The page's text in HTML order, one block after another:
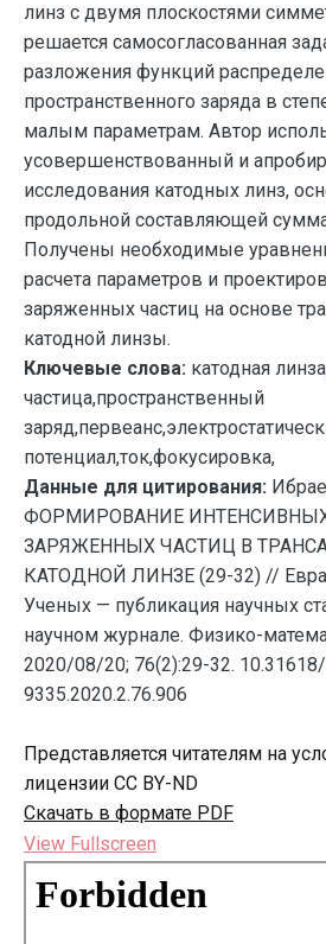
линз с двумя плоскостями
решается самосогласованная
разложения функций
пространственного заряда в
малым параметрам. Автор
усовершенствованный и
исследования катодных линз,
продольной составляющей
Получены необходимые
расчета параметров и
заряженных частиц на основе
катодной линзы.
Ключевые слова: катодная
частица,пространственный
потенциал,ток,фокусировка,
Данные для цитирования:
ФОРМИРОВАНИЕ
ЗАРЯЖЕННЫХ ЧАСТИЦ В
КАТОДНОЙ ЛИНЗЕ (29-32) //
Ученых — публикация научных
научном журнале. Физико-
2020/08/20; 76(2):29-32. 10.31618/
9335.2020.2.76.906
Представляется читателям на
лицензии CC BY-ND
Скачать в формате PDF
View Fullscreen
Перейти